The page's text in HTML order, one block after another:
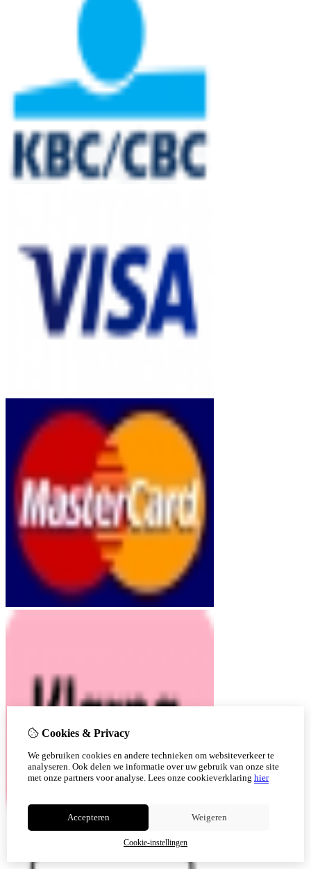
Cookies & Privacy
We gebruiken cookies en andere technieken om websiteverkeer te
analyseren. Ook delen we informatie over uw gebruik van onze site
met onze partners voor analyse. Lees onze cookieverklaring hier
Accepteren Weigeren
Cookie-instellingen